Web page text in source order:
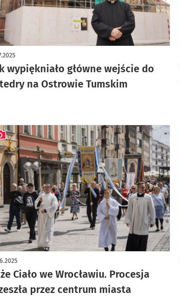
wypiękniało główne wejście do
na Ostrowie Tumskim
z galerią zdjęć
Ciało we Wrocławiu. Procesja
przez centrum miasta
z galerią zdjęć